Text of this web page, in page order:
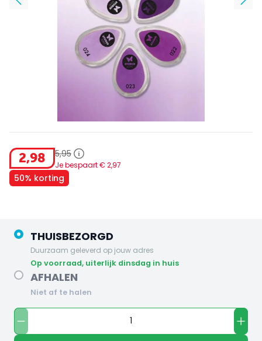
2,98 5,95
Je bespaart € 2,97
50% korting
THUISBEZORGD
Duurzaam geleverd op jouw adres
op voorraad, uiterlijk dinsdag in huis
AFHALEN
Niet af te halen